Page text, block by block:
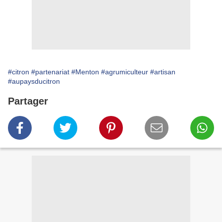
#citron #partenariat #Menton #agrumiculteur #artisan
#aupaysducitron
Partager